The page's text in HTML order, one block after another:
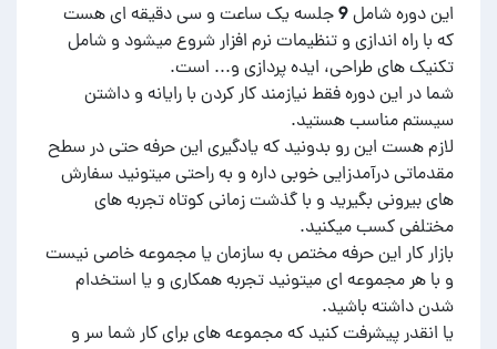
این دوره شامل 9 جلسه یک ساعت و سی دقیقه ای هست
که با راه اندازی و تنظیمات نرم افزار شروع میشود و شامل
شما در این دوره فقط نیازمند کار کردن با رایانه و داشتن
لازم هست این رو بدونید که یادگیری این حرفه حتی در سطح
مقدماتی درآمدزایی خوبی داره و به راحتی میتونید سفارش
های بیرونی بگیرید و با گذشت زمانی کوتاه تجربه های
بازار کار این حرفه مختص به سازمان یا مجموعه خاصی نیست
و با هر مجموعه ای میتونید تجربه همکاری و یا استخدام
یا انقدر پیشرفت کنید که مجموعه های برای کار شما سر و